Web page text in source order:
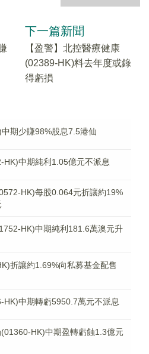
下一篇新聞
【盈警】北控醫療健康
(02389-HK)料去年度或錄
得虧損
期少賺98%股息7.5港仙
HK)中期純利1.05億元不派息
HK)每股0.064元折讓約19%
HK)中期純利181.6萬澳元升
折讓約1.69%向私募基金配售
HK)中期轉虧5950.7萬元不派息
HK)中期盈轉虧蝕1.3億元